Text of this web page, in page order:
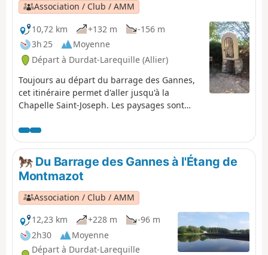
Association / Club / AMM
10,72 km
+132 m
-156 m
3h 25
Moyenne
Départ à Durdat-Larequille (Allier)
Toujours au départ du barrage des Gannes,
cet itinéraire permet d'aller jusqu'à la
Chapelle Saint-Joseph. Les paysages sont
début de cet itinéraire est peu ombragé. Il
peut être complété avec l'itinéraire Chapelle
Saint-Joseph - Bois de Tigoulet - Barrage des
Gannes, et ainsi réaliser une boucle de 24
km.
Du Barrage des Gannes à l'Étang de
Montmazot
Association / Club / AMM
12,23 km
+228 m
-96 m
2h30
Moyenne
Départ à Durdat-Larequille